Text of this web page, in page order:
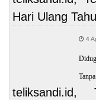
Hari Ulang
4